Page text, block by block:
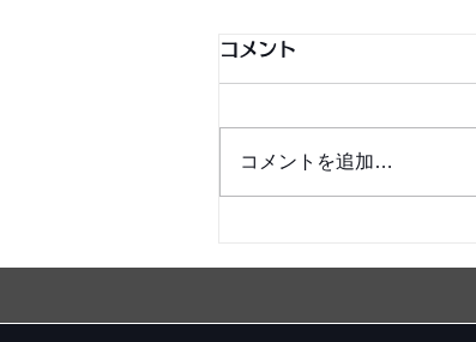
コメント
コメントを追加…